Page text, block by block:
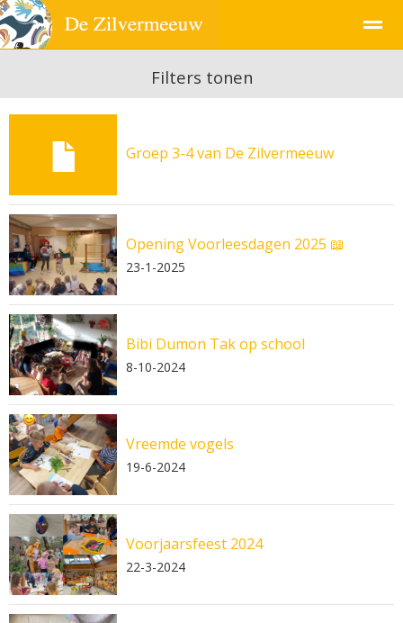
Pagina's
Filters tonen
Groep 3-4 van De Zilvermeeuw
Opening Voorleesdagen 2025 📖
23-1-2025
Bibi Dumon Tak op school
8-10-2024
Vreemde vogels
19-6-2024
Voorjaarsfeest 2024
22-3-2024